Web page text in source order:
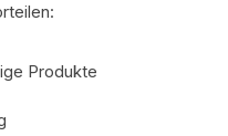
Produkte